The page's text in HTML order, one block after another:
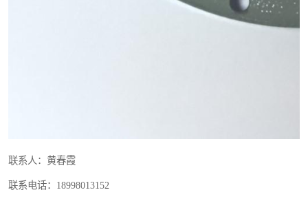
联系人：黄春霞
联系电话：18998013152